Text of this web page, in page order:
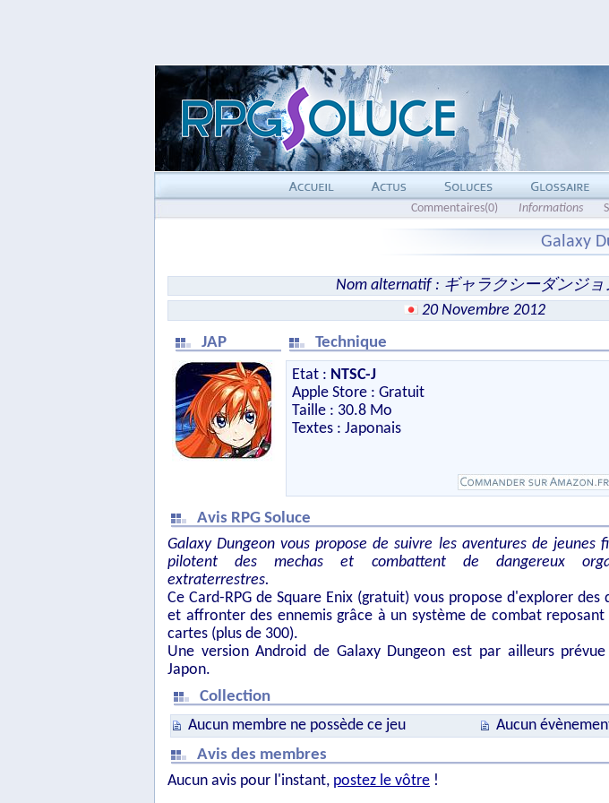
Commentaires(0) Informations
Galaxy
Nom alternatif : ギャラクシーダンジョ
20 Novembre 2012
JAP
Technique
Etat : NTSC-J
Apple Store : Gratuit
Taille : 30.8 Mo
Textes : Japonais
Avis RPG Soluce
Galaxy Dungeon vous propose de suivre les aventures de jeunes
pilotent des mechas et combattent de dangereux
extraterrestres.
Ce Card-RPG de Square Enix (gratuit) vous propose d'explorer des
et affronter des ennemis grâce à un système de combat reposant
cartes (plus de 300).
Une version Android de Galaxy Dungeon est par ailleurs
Japon.
Collection
Aucun membre ne possède ce jeu
Aucun
Avis des membres
Aucun avis pour l'instant, postez le vôtre !